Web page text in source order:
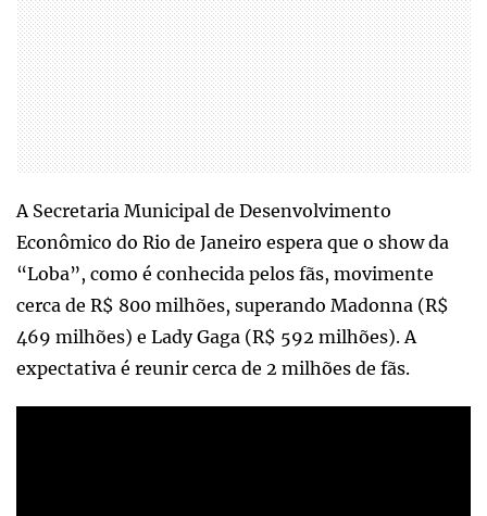
A Secretaria Municipal de Desenvolvimento
Econômico do Rio de Janeiro espera que o show da
“Loba”, como é conhecida pelos fãs, movimente
cerca de R$ 800 milhões, superando Madonna (R$
469 milhões) e Lady Gaga (R$ 592 milhões). A
expectativa é reunir cerca de 2 milhões de fãs.